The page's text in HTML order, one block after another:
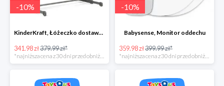
-10%
KinderKraft, Łóżeczko dostawne NESTE, szary
341.98 zł379.99 zł*
-10%
Babysense, Monitor oddechu
359.98 zł399.99 zł*